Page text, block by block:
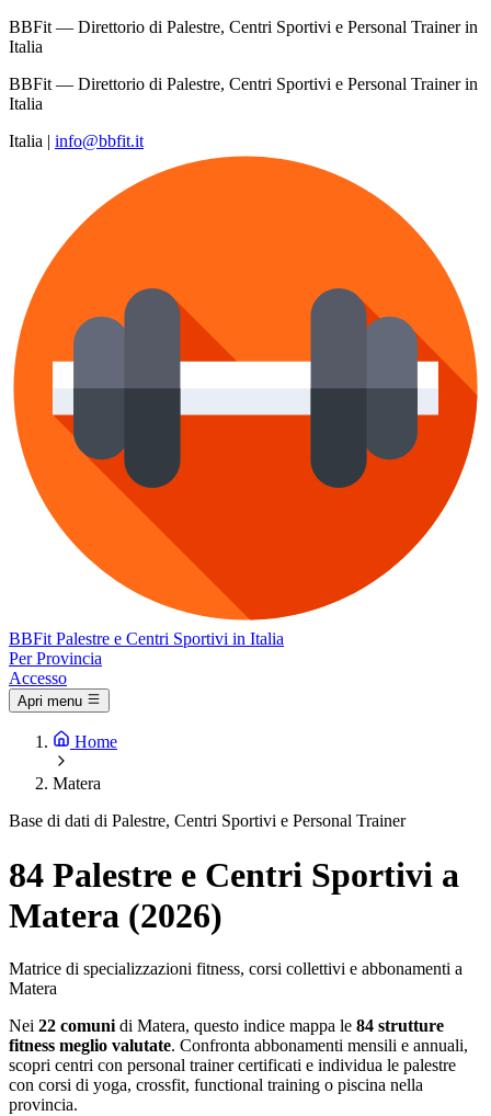
BBFit — Direttorio di Palestre, Centri Sportivi e Personal Trainer in
Italia
BBFit — Direttorio di Palestre, Centri Sportivi e Personal Trainer in
Italia
Italia | info@bbfit.it
BBFit Palestre e Centri Sportivi in Italia
Per Provincia
Accesso
Apri menu
Home
Matera
Base di dati di Palestre, Centri Sportivi e Personal Trainer
84 Palestre e Centri Sportivi a
Matera (2026)
Matrice di specializzazioni fitness, corsi collettivi e abbonamenti a
Matera
Nei 22 comuni di Matera, questo indice mappa le 84 strutture
fitness meglio valutate. Confronta abbonamenti mensili e annuali,
scopri centri con personal trainer certificati e individua le palestre
con corsi di yoga, crossfit, functional training o piscina nella
provincia.